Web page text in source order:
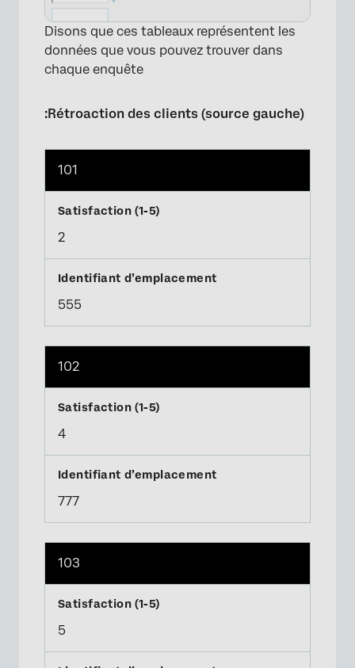
Disons que ces tableaux représentent les
données que vous pouvez trouver dans
chaque enquête
:Rétroaction des clients (source gauche)
101
2
555
102
4
777
103
5